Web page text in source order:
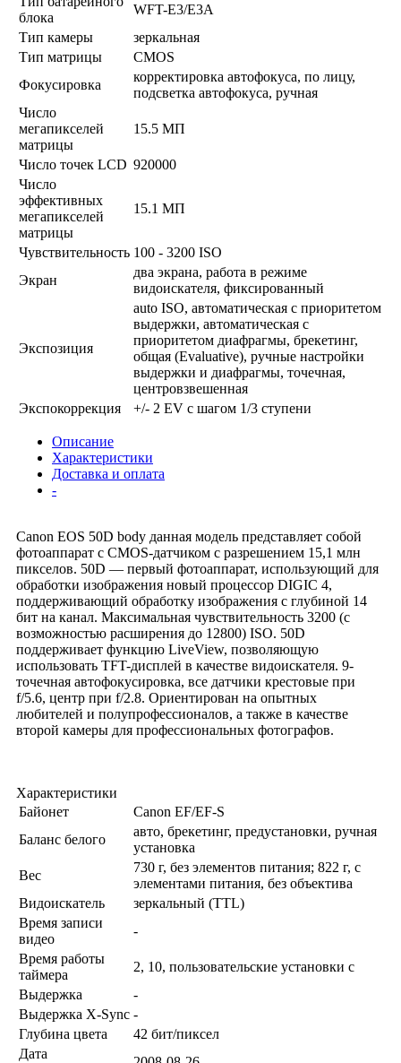
блока
WFT-E3/E3A
Тип камеры
зеркальная
Тип матрицы
CMOS
Фокусировка
корректировка автофокуса, по лицу,
подсветка автофокуса, ручная
Число
мегапикселей
матрицы
15.5 МП
Число точек LCD 920000
Число
эффективных
мегапикселей
матрицы
15.1 МП
Чувствительность 100 - 3200 ISO
Экран
два экрана, работа в режиме
видоискателя, фиксированный
Экспозиция
auto ISO, автоматическая с приоритетом
выдержки, автоматическая с
приоритетом диафрагмы, брекетинг,
общая (Evaluative), ручные настройки
выдержки и диафрагмы, точечная,
центровзвешенная
Экспокоррекция
+/- 2 EV с шагом 1/3 ступени
Описание
Характеристики
Доставка и оплата
-
Canon EOS 50D body данная модель представляет собой
фотоаппарат с CMOS-датчиком с разрешением 15,1 млн
пикселов. 50D — первый фотоаппарат, использующий для
обработки изображения новый процессор DIGIC 4,
поддерживающий обработку изображения с глубиной 14
бит на канал. Максимальная чувствительность 3200 (с
возможностью расширения до 12800) ISO. 50D
поддерживает функцию LiveView, позволяющую
использовать TFT-дисплей в качестве видоискателя. 9-
точечная автофокусировка, все датчики крестовые при
f/5.6, центр при f/2.8. Ориентирован на опытных
любителей и полупрофессионалов, а также в качестве
второй камеры для профессиональных фотографов.
Характеристики
Байонет
Canon EF/EF-S
Баланс белого
авто, брекетинг, предустановки, ручная
установка
Вес
730 г, без элементов питания; 822 г, с
элементами питания, без объектива
Видоискатель
зеркальный (TTL)
Время записи
видео
-
Время работы
таймера
2, 10, пользовательские установки с
Выдержка
-
Выдержка X-Sync -
Глубина цвета
42 бит/пиксел
Дата